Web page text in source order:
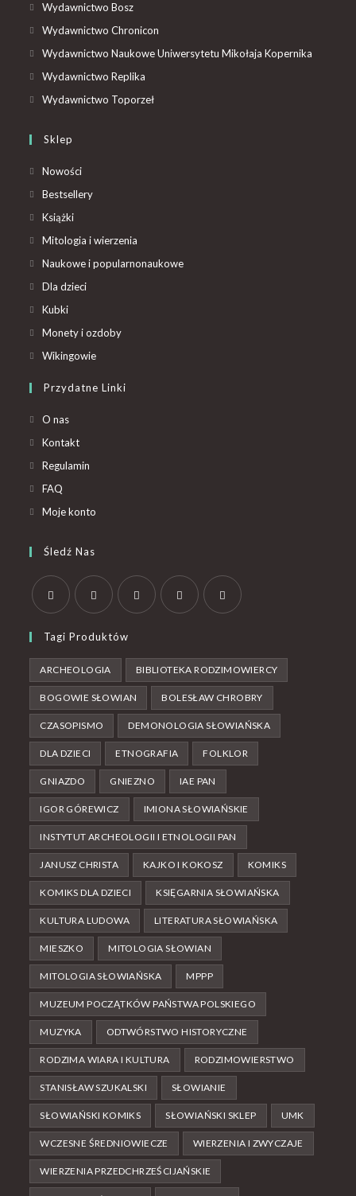
Wydawnictwo Bosz
Wydawnictwo Chronicon
Wydawnictwo Naukowe Uniwersytetu Mikołaja Kopernika
Wydawnictwo Replika
Wydawnictwo Toporzeł
Sklep
Nowości
Bestsellery
Książki
Mitologia i wierzenia
Naukowe i popularnonaukowe
Dla dzieci
Kubki
Monety i ozdoby
Wikingowie
Przydatne Linki
O nas
Kontakt
Regulamin
FAQ
Moje konto
Śledź Nas
Tagi Produktów
ARCHEOLOGIA BIBLIOTEKA RODZIMOWIERCY
BOGOWIE SŁOWIAN BOLESŁAW CHROBRY
CZASOPISMO DEMONOLOGIA SŁOWIAŃSKA
DLA DZIECI ETNOGRAFIA FOLKLOR
GNIAZDO GNIEZNO IAE PAN
IGOR GÓREWICZ IMIONA SŁOWIAŃSKIE
INSTYTUT ARCHEOLOGII I ETNOLOGII PAN
JANUSZ CHRISTA KAJKO I KOKOSZ KOMIKS
KOMIKS DLA DZIECI KSIĘGARNIA SŁOWIAŃSKA
KULTURA LUDOWA LITERATURA SŁOWIAŃSKA
MIESZKO MITOLOGIA SŁOWIAN
MITOLOGIA SŁOWIAŃSKA MPPP
MUZEUM POCZĄTKÓW PAŃSTWA POLSKIEGO
MUZYKA ODTWÓRSTWO HISTORYCZNE
RODZIMA WIARA I KULTURA RODZIMOWIERSTWO
STANISŁAW SZUKALSKI SŁOWIANIE
SŁOWIAŃSKI KOMIKS SŁOWIAŃSKI SKLEP UMK
WCZESNE ŚREDNIOWIECZE WIERZENIA I ZWYCZAJE
WIERZENIA PRZEDCHRZEŚCIJAŃSKIE